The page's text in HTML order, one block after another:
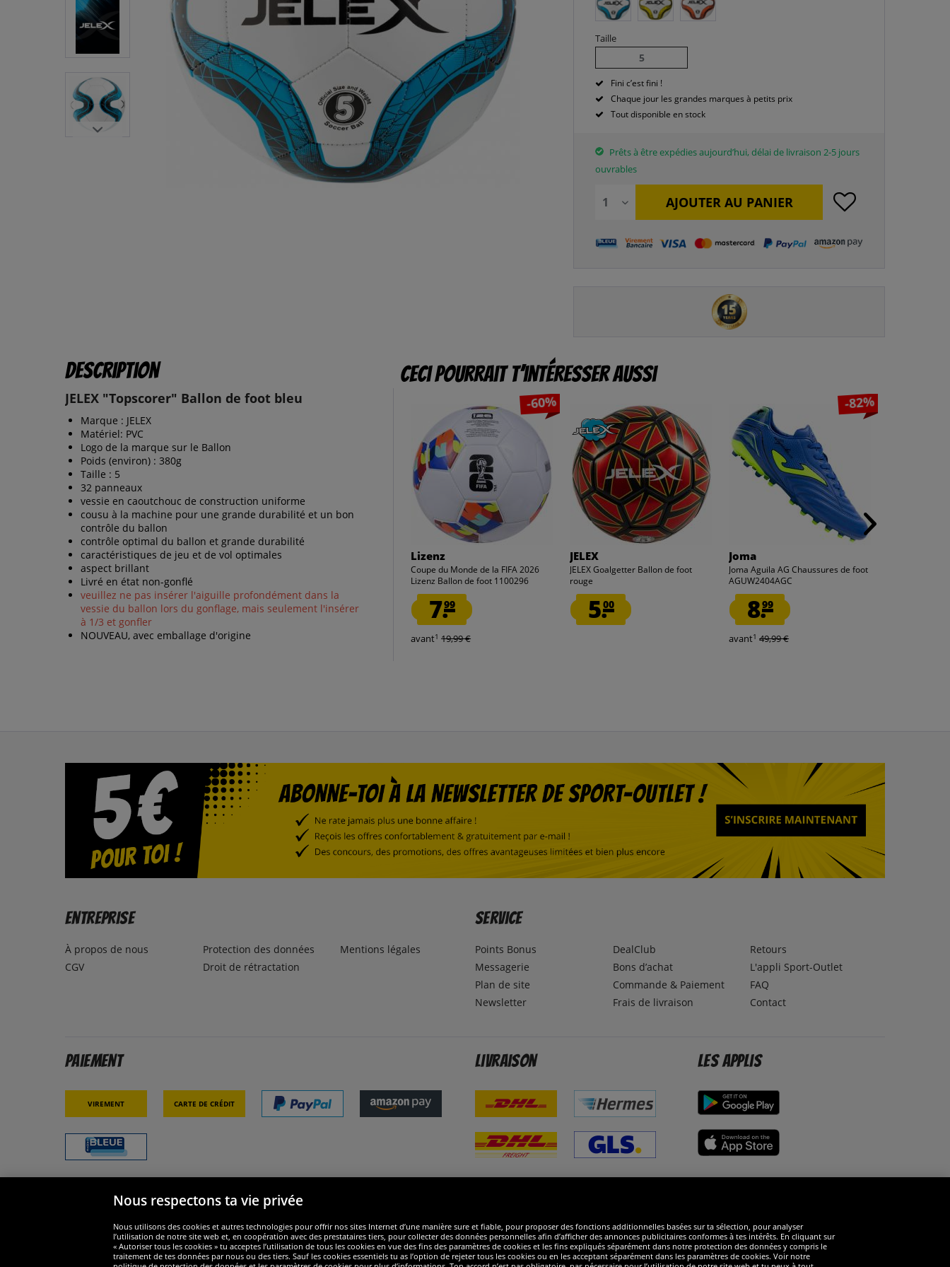
Taille
5
Fini c’est fini !
Chaque jour les grandes marques à petits prix
Tout disponible en stock
Prêts à être expédies aujourd’hui, délai de livraison 2-5 jours
ouvrables
AJOUTER AU PANIER
Description
JELEX "Topscorer" Ballon de foot bleu
Marque : JELEX
Matériel: PVC
Logo de la marque sur le Ballon
Poids (environ) : 380g
Taille : 5
32 panneaux
vessie en caoutchouc de construction uniforme
cousu à la machine pour une grande durabilité et un bon
contrôle du ballon
contrôle optimal du ballon et grande durabilité
caractéristiques de jeu et de vol optimales
aspect brillant
Livré en état non-gonflé
veuillez ne pas insérer l'aiguille profondément dans la
vessie du ballon lors du gonflage, mais seulement l'insérer
à 1/3 et gonfler
NOUVEAU, avec emballage d'origine
Ceci pourrait t’intéresser aussi
-60%
Lizenz
Coupe du Monde de la FIFA 2026
Lizenz Ballon de foot 1100296
7.99
avant1 19,99 €
JELEX
JELEX Goalgetter Ballon de foot
rouge
5.00
-82%
Joma
Joma Aguila AG Chaussures de foot
AGUW2404AGC
8.99
avant1 49,99 €
Entreprise
À propos de nous
CGV
Protection des données
Droit de rétractation
Mentions légales
Service
Points Bonus
Messagerie
Plan de site
Newsletter
DealClub
Bons d’achat
Commande & Paiement
Frais de livraison
Retours
L'appli Sport-Outlet
FAQ
Contact
Paiement
Virement Carte de crédit
Livraison Les applis
Nous respectons ta vie privée
Nous utilisons des cookies et autres technologies pour offrir nos sites Internet d’une manière sure et fiable, pour proposer des fonctions additionnelles basées sur ta sélection, pour analyser
l’utilisation de notre site web et, en coopération avec des prestataires tiers, pour collecter des données personnelles afin d’afficher des annonces publicitaires conformes à tes intérêts. En cliquant sur
« Autoriser tous les cookies » tu acceptes l’utilisation de tous les cookies en vue des fins des paramètres de cookies et les fins expliqués séparément dans notre protection des données y compris le
traitement de tes données par nous ou des tiers. Sauf les cookies essentiels tu as l’option de rejeter tous les cookies ou en les acceptant séparément dans les paramètres de cookies. Voir notre